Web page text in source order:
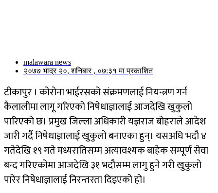
malawara news
२०७७ भाद्र २०, शनिबार , ०७:३१ मा प्रकाशित
टीकापुर । कोरोना भाईरसको संक्रमणलाई नियन्त्रण गर्न
कैलालीमा लागू गरिएको निषेधाज्ञालाई आजदेखि खुकुलो
पारिएको छ। प्रमुख जिल्ला अधिकारी यज्ञराज बोहराले आदेश
जारी गर्दै निषेधाज्ञालाई खुकुलो बनाएका हुन्। यसअघि भदौ ४
गतेदेखि १९ गते मध्यरातिसम्म अत्यावश्यक बाहेक सम्पूर्ण सेवा
बन्द गरिएकोमा आजदेखि ३१ भदौसम्म लागु हुने गरी खुकुलो
पारेर निषेधाज्ञालाई निरन्तरता दिइएको हो।